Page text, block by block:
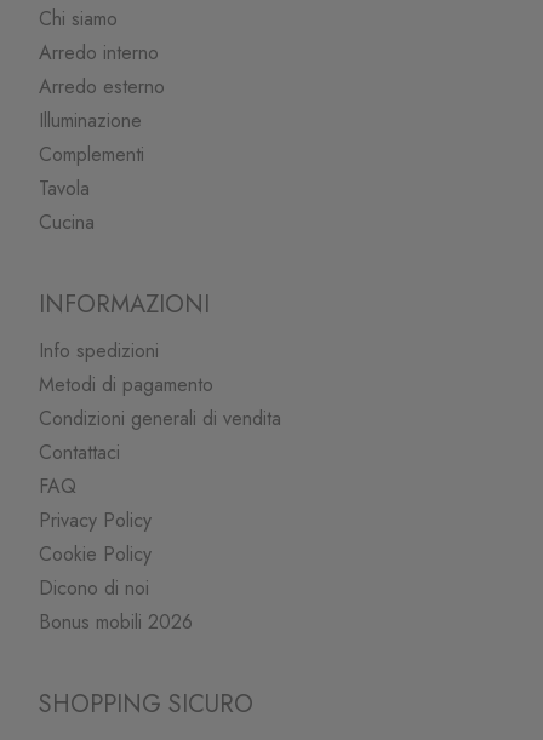
Chi siamo
Arredo interno
Arredo esterno
Illuminazione
Complementi
Tavola
Cucina
INFORMAZIONI
Info spedizioni
Metodi di pagamento
Condizioni generali di vendita
Contattaci
FAQ
Privacy Policy
Cookie Policy
Dicono di noi
Bonus mobili 2026
SHOPPING SICURO